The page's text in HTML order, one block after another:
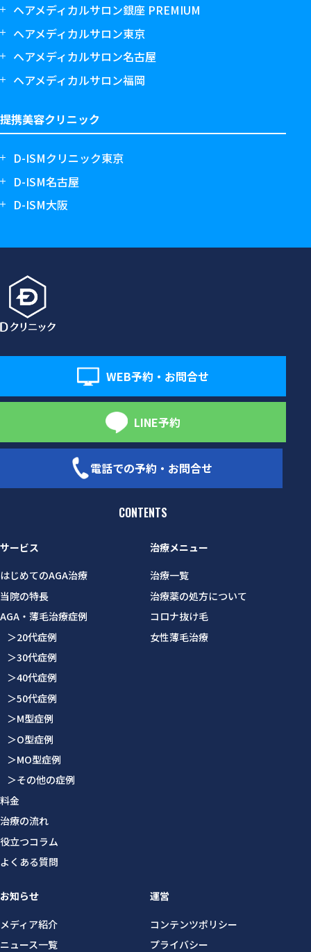
ヘアメディカルサロン銀座 PREMIUM
ヘアメディカルサロン東京
ヘアメディカルサロン名古屋
ヘアメディカルサロン福岡
提携美容クリニック
D-ISMクリニック東京
D-ISM名古屋
D-ISM大阪
WEB予約・お問合せ
LINE予約
電話での予約・お問合せ
CONTENTS
サービス
はじめてのAGA治療
当院の特長
AGA・薄毛治療症例
＞20代症例
＞30代症例
＞40代症例
＞50代症例
＞M型症例
＞O型症例
＞MO型症例
＞その他の症例
料金
治療の流れ
役立つコラム
よくある質問
治療メニュー
治療一覧
治療薬の処方について
コロナ抜け毛
女性薄毛治療
お知らせ
メディア紹介
ニュース一覧
運営
コンテンツポリシー
プライバシー